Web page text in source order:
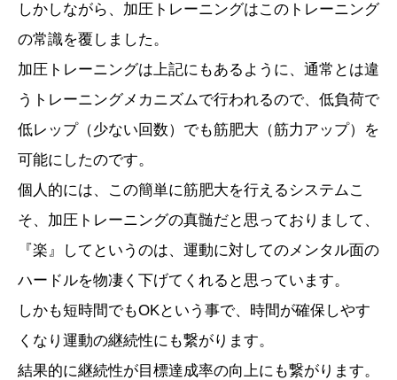
しかしながら、加圧トレーニングはこのトレーニング
の常識を覆しました。
加圧トレーニングは上記にもあるように、通常とは違
うトレーニングメカニズムで行われるので、低負荷で
低レップ（少ない回数）でも筋肥大（筋力アップ）を
可能にしたのです。
個人的には、この簡単に筋肥大を行えるシステムこ
そ、加圧トレーニングの真髄だと思っておりまして、
『楽』してというのは、運動に対してのメンタル面の
ハードルを物凄く下げてくれると思っています。
しかも短時間でもOKという事で、時間が確保しやす
くなり運動の継続性にも繋がります。
結果的に継続性が目標達成率の向上にも繋がります。